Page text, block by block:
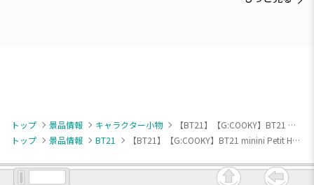
トップ 景品情報 キャラクター小物
【BT21】【G:COOKY】BT21 minini Petit Holiday ミニぬいぐるみマスコット
トップ
景品情報 BT21 【BT21】【G:COOKY】BT21 minini Petit Holiday ミニぬいぐるみマスコット